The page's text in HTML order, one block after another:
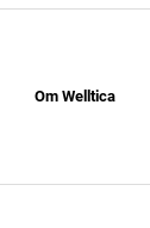
Om Welltica